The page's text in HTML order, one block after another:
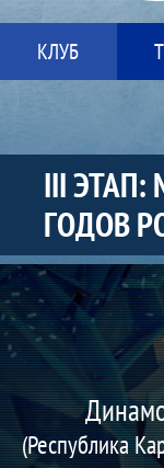
КЛУБ
III
ГОДОВ
Матч